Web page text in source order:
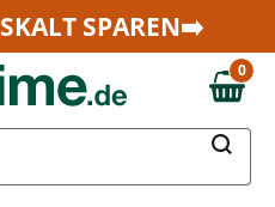
SPAREN➡️
0,00 €
0